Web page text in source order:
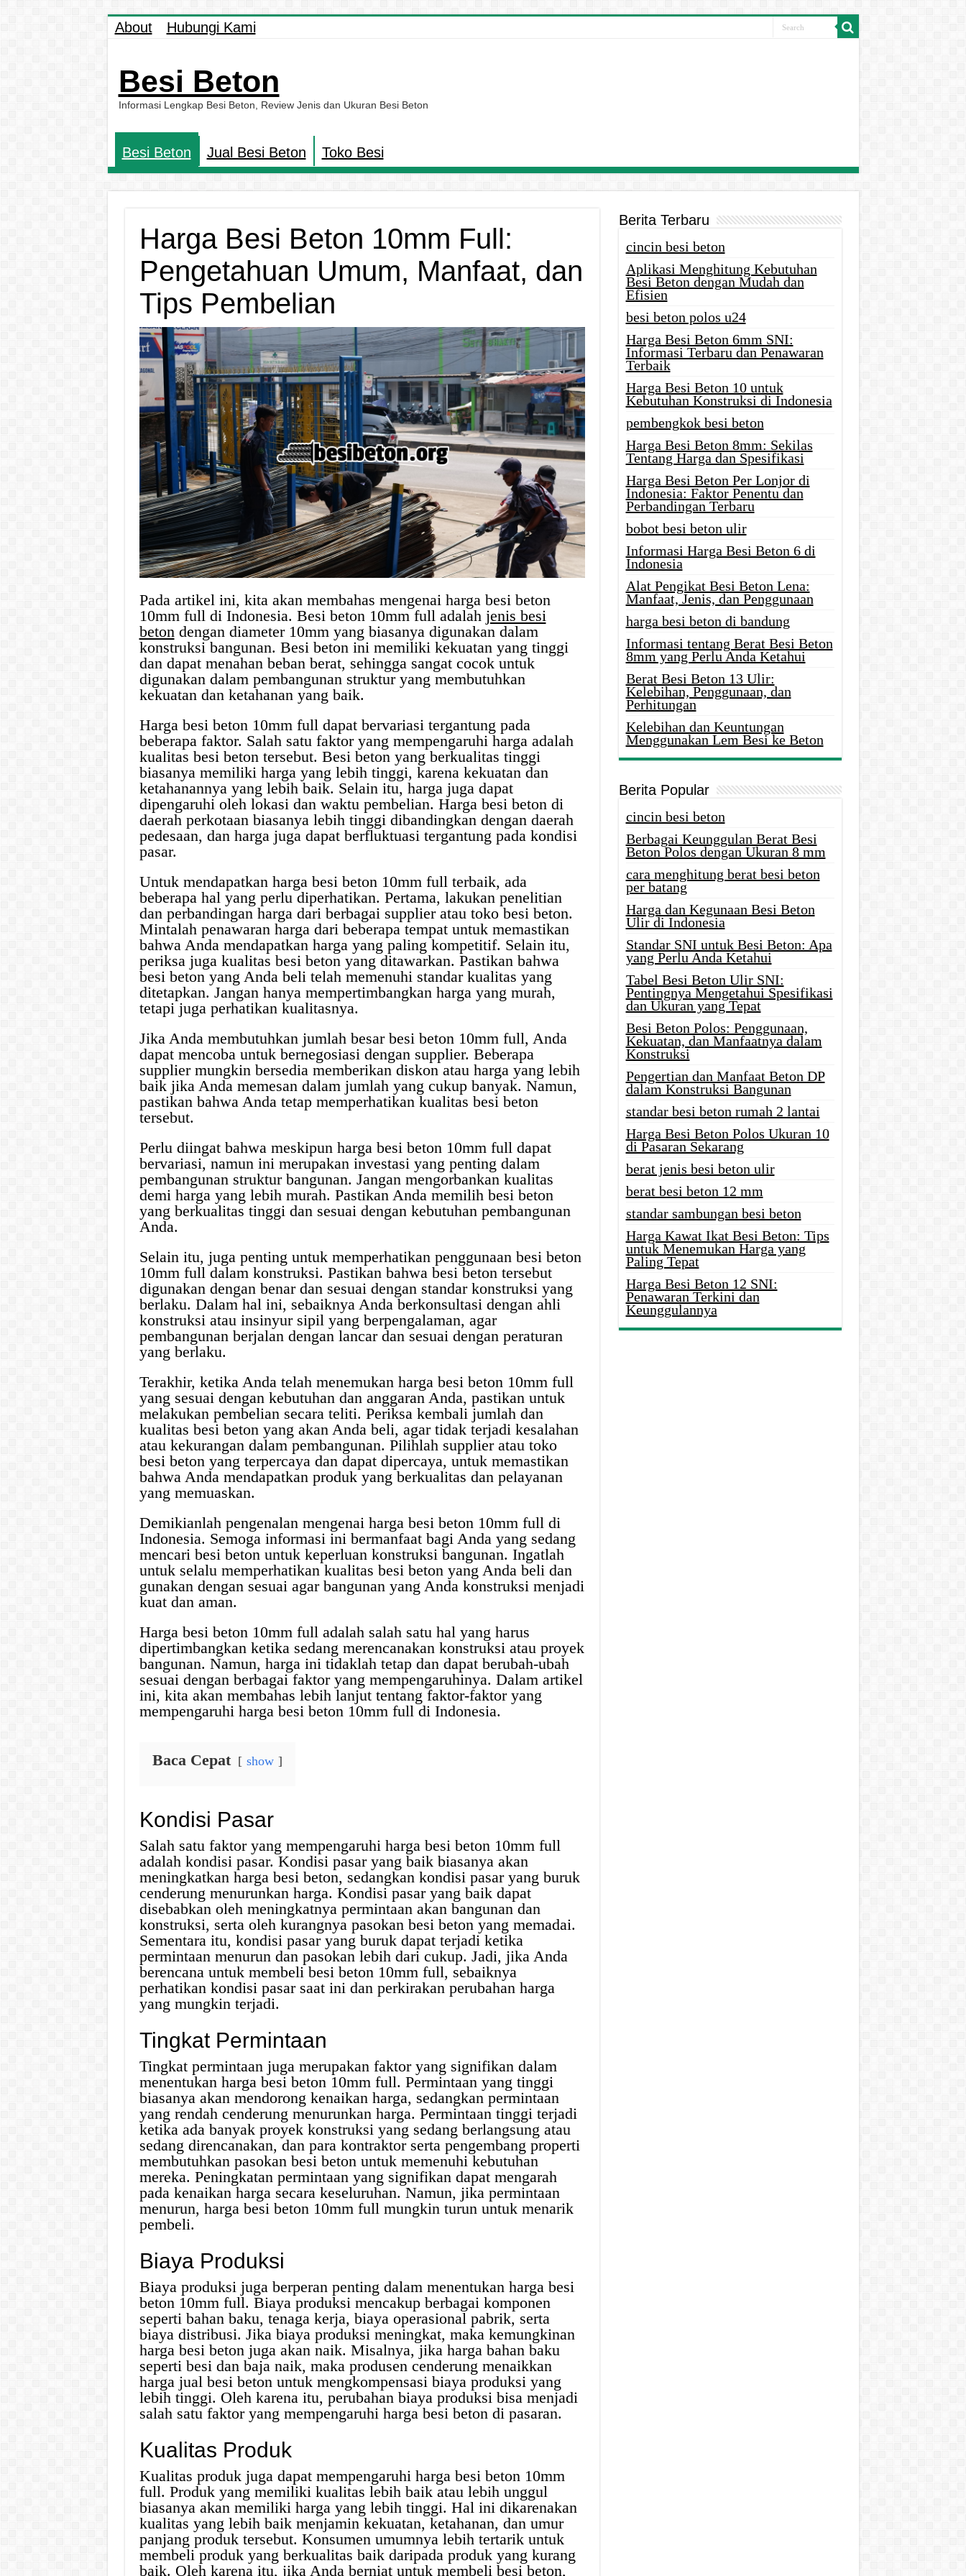
About Hubungi Kami
Besi Beton
Informasi Lengkap Besi Beton, Review Jenis dan Ukuran Besi Beton
Besi Beton Jual Besi Beton Toko Besi
Harga Besi Beton 10mm Full:
Pengetahuan Umum, Manfaat, dan
Tips Pembelian
Pada artikel ini, kita akan membahas mengenai harga besi beton
10mm full di Indonesia. Besi beton 10mm full adalah jenis besi
beton dengan diameter 10mm yang biasanya digunakan dalam
konstruksi bangunan. Besi beton ini memiliki kekuatan yang tinggi
dan dapat menahan beban berat, sehingga sangat cocok untuk
digunakan dalam pembangunan struktur yang membutuhkan
kekuatan dan ketahanan yang baik.
Harga besi beton 10mm full dapat bervariasi tergantung pada
beberapa faktor. Salah satu faktor yang mempengaruhi harga adalah
kualitas besi beton tersebut. Besi beton yang berkualitas tinggi
biasanya memiliki harga yang lebih tinggi, karena kekuatan dan
ketahanannya yang lebih baik. Selain itu, harga juga dapat
dipengaruhi oleh lokasi dan waktu pembelian. Harga besi beton di
daerah perkotaan biasanya lebih tinggi dibandingkan dengan daerah
pedesaan, dan harga juga dapat berfluktuasi tergantung pada kondisi
pasar.
Untuk mendapatkan harga besi beton 10mm full terbaik, ada
beberapa hal yang perlu diperhatikan. Pertama, lakukan penelitian
dan perbandingan harga dari berbagai supplier atau toko besi beton.
Mintalah penawaran harga dari beberapa tempat untuk memastikan
bahwa Anda mendapatkan harga yang paling kompetitif. Selain itu,
periksa juga kualitas besi beton yang ditawarkan. Pastikan bahwa
besi beton yang Anda beli telah memenuhi standar kualitas yang
ditetapkan. Jangan hanya mempertimbangkan harga yang murah,
tetapi juga perhatikan kualitasnya.
Jika Anda membutuhkan jumlah besar besi beton 10mm full, Anda
dapat mencoba untuk bernegosiasi dengan supplier. Beberapa
supplier mungkin bersedia memberikan diskon atau harga yang lebih
baik jika Anda memesan dalam jumlah yang cukup banyak. Namun,
pastikan bahwa Anda tetap memperhatikan kualitas besi beton
tersebut.
Perlu diingat bahwa meskipun harga besi beton 10mm full dapat
bervariasi, namun ini merupakan investasi yang penting dalam
pembangunan struktur bangunan. Jangan mengorbankan kualitas
demi harga yang lebih murah. Pastikan Anda memilih besi beton
yang berkualitas tinggi dan sesuai dengan kebutuhan pembangunan
Anda.
Selain itu, juga penting untuk memperhatikan penggunaan besi beton
10mm full dalam konstruksi. Pastikan bahwa besi beton tersebut
digunakan dengan benar dan sesuai dengan standar konstruksi yang
berlaku. Dalam hal ini, sebaiknya Anda berkonsultasi dengan ahli
konstruksi atau insinyur sipil yang berpengalaman, agar
pembangunan berjalan dengan lancar dan sesuai dengan peraturan
yang berlaku.
Terakhir, ketika Anda telah menemukan harga besi beton 10mm full
yang sesuai dengan kebutuhan dan anggaran Anda, pastikan untuk
melakukan pembelian secara teliti. Periksa kembali jumlah dan
kualitas besi beton yang akan Anda beli, agar tidak terjadi kesalahan
atau kekurangan dalam pembangunan. Pilihlah supplier atau toko
besi beton yang terpercaya dan dapat dipercaya, untuk memastikan
bahwa Anda mendapatkan produk yang berkualitas dan pelayanan
yang memuaskan.
Demikianlah pengenalan mengenai harga besi beton 10mm full di
Indonesia. Semoga informasi ini bermanfaat bagi Anda yang sedang
mencari besi beton untuk keperluan konstruksi bangunan. Ingatlah
untuk selalu memperhatikan kualitas besi beton yang Anda beli dan
gunakan dengan sesuai agar bangunan yang Anda konstruksi menjadi
kuat dan aman.
Harga besi beton 10mm full adalah salah satu hal yang harus
dipertimbangkan ketika sedang merencanakan konstruksi atau proyek
bangunan. Namun, harga ini tidaklah tetap dan dapat berubah-ubah
sesuai dengan berbagai faktor yang mempengaruhinya. Dalam artikel
ini, kita akan membahas lebih lanjut tentang faktor-faktor yang
mempengaruhi harga besi beton 10mm full di Indonesia.
Baca Cepat show
Kondisi Pasar
Salah satu faktor yang mempengaruhi harga besi beton 10mm full
adalah kondisi pasar. Kondisi pasar yang baik biasanya akan
meningkatkan harga besi beton, sedangkan kondisi pasar yang buruk
cenderung menurunkan harga. Kondisi pasar yang baik dapat
disebabkan oleh meningkatnya permintaan akan bangunan dan
konstruksi, serta oleh kurangnya pasokan besi beton yang memadai.
Sementara itu, kondisi pasar yang buruk dapat terjadi ketika
permintaan menurun dan pasokan lebih dari cukup. Jadi, jika Anda
berencana untuk membeli besi beton 10mm full, sebaiknya
perhatikan kondisi pasar saat ini dan perkirakan perubahan harga
yang mungkin terjadi.
Tingkat Permintaan
Tingkat permintaan juga merupakan faktor yang signifikan dalam
menentukan harga besi beton 10mm full. Permintaan yang tinggi
biasanya akan mendorong kenaikan harga, sedangkan permintaan
yang rendah cenderung menurunkan harga. Permintaan tinggi terjadi
ketika ada banyak proyek konstruksi yang sedang berlangsung atau
sedang direncanakan, dan para kontraktor serta pengembang properti
membutuhkan pasokan besi beton untuk memenuhi kebutuhan
mereka. Peningkatan permintaan yang signifikan dapat mengarah
pada kenaikan harga secara keseluruhan. Namun, jika permintaan
menurun, harga besi beton 10mm full mungkin turun untuk menarik
pembeli.
Biaya Produksi
Biaya produksi juga berperan penting dalam menentukan harga besi
beton 10mm full. Biaya produksi mencakup berbagai komponen
seperti bahan baku, tenaga kerja, biaya operasional pabrik, serta
biaya distribusi. Jika biaya produksi meningkat, maka kemungkinan
harga besi beton juga akan naik. Misalnya, jika harga bahan baku
seperti besi dan baja naik, maka produsen cenderung menaikkan
harga jual besi beton untuk mengkompensasi biaya produksi yang
lebih tinggi. Oleh karena itu, perubahan biaya produksi bisa menjadi
salah satu faktor yang mempengaruhi harga besi beton di pasaran.
Kualitas Produk
Kualitas produk juga dapat mempengaruhi harga besi beton 10mm
full. Produk yang memiliki kualitas lebih baik atau lebih unggul
biasanya akan memiliki harga yang lebih tinggi. Hal ini dikarenakan
kualitas yang lebih baik menjamin kekuatan, ketahanan, dan umur
panjang produk tersebut. Konsumen umumnya lebih tertarik untuk
membeli produk yang berkualitas baik daripada produk yang kurang
baik. Oleh karena itu, jika Anda berniat untuk membeli besi beton,
Berita Terbaru
cincin besi beton
Aplikasi Menghitung Kebutuhan
Besi Beton dengan Mudah dan
Efisien
besi beton polos u24
Harga Besi Beton 6mm SNI:
Informasi Terbaru dan Penawaran
Terbaik
Harga Besi Beton 10 untuk
Kebutuhan Konstruksi di Indonesia
pembengkok besi beton
Harga Besi Beton 8mm: Sekilas
Tentang Harga dan Spesifikasi
Harga Besi Beton Per Lonjor di
Indonesia: Faktor Penentu dan
Perbandingan Terbaru
bobot besi beton ulir
Informasi Harga Besi Beton 6 di
Indonesia
Alat Pengikat Besi Beton Lena:
Manfaat, Jenis, dan Penggunaan
harga besi beton di bandung
Informasi tentang Berat Besi Beton
8mm yang Perlu Anda Ketahui
Berat Besi Beton 13 Ulir:
Kelebihan, Penggunaan, dan
Perhitungan
Kelebihan dan Keuntungan
Menggunakan Lem Besi ke Beton
Berita Popular
cincin besi beton
Berbagai Keunggulan Berat Besi
Beton Polos dengan Ukuran 8 mm
cara menghitung berat besi beton
per batang
Harga dan Kegunaan Besi Beton
Ulir di Indonesia
Standar SNI untuk Besi Beton: Apa
yang Perlu Anda Ketahui
Tabel Besi Beton Ulir SNI:
Pentingnya Mengetahui Spesifikasi
dan Ukuran yang Tepat
Besi Beton Polos: Penggunaan,
Kekuatan, dan Manfaatnya dalam
Konstruksi
Pengertian dan Manfaat Beton DP
dalam Konstruksi Bangunan
standar besi beton rumah 2 lantai
Harga Besi Beton Polos Ukuran 10
di Pasaran Sekarang
berat jenis besi beton ulir
berat besi beton 12 mm
standar sambungan besi beton
Harga Kawat Ikat Besi Beton: Tips
untuk Menemukan Harga yang
Paling Tepat
Harga Besi Beton 12 SNI:
Penawaran Terkini dan
Keunggulannya